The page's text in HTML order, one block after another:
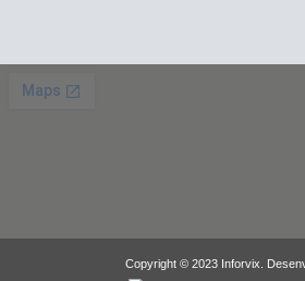
Copyright © 2023 Inforvix.